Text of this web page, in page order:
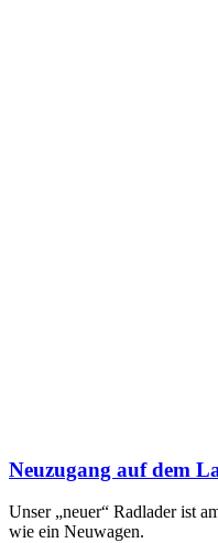
Neuzugang auf dem
Unser „neuer“ Radlader ist
wie ein Neuwagen.